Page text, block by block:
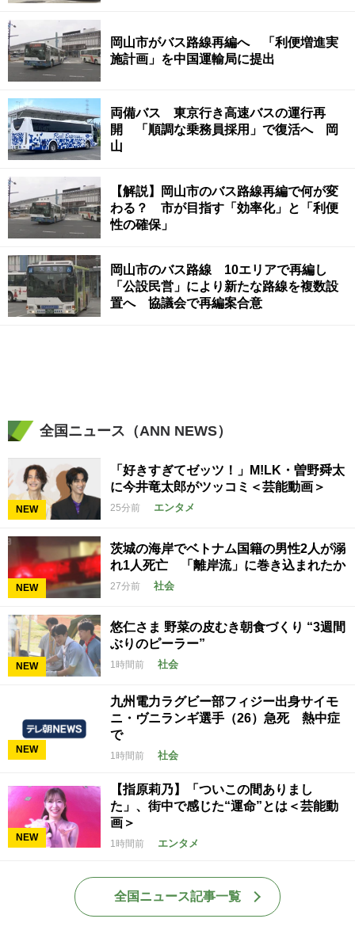
岡山市がバス路線再編へ 「利便増進実
施計画」を中国運輸局に提出
両備バス 東京行き高速バスの運行再
開 「順調な乗務員採用」で復活へ 岡
山
【解説】岡山市のバス路線再編で何が変
わる？ 市が目指す「効率化」と「利便
性の確保」
岡山市のバス路線 10エリアで再編し
「公設民営」により新たな路線を複数設
置へ 協議会で再編案合意
全国ニュース（ANN NEWS）
NEW
「好きすぎてゼッツ！」M!LK・曽野舜太
に今井竜太郎がツッコミ＜芸能動画＞
25分前 エンタメ
NEW
茨城の海岸でベトナム国籍の男性2人が溺
れ1人死亡 「離岸流」に巻き込まれたか
27分前 社会
NEW
悠仁さま 野菜の皮むき朝食づくり “3週間
ぶりのピーラー”
1時間前 社会
NEW
九州電力ラグビー部フィジー出身サイモ
ニ・ヴニランギ選手（26）急死 熱中症
で
1時間前 社会
NEW
【指原莉乃】「ついこの間ありまし
た」、街中で感じた“運命”とは＜芸能動
画＞
1時間前 エンタメ
全国ニュース記事一覧